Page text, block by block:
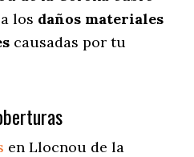
los daños materiales
causadas por tu
en Llocnou de la